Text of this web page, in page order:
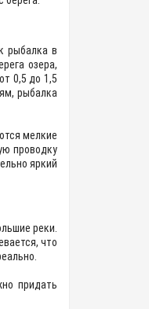
рыбалка в
озера,
0,5 до 1,5
рыбалка
мелкие
проводку
яркий
реки.
что
придать